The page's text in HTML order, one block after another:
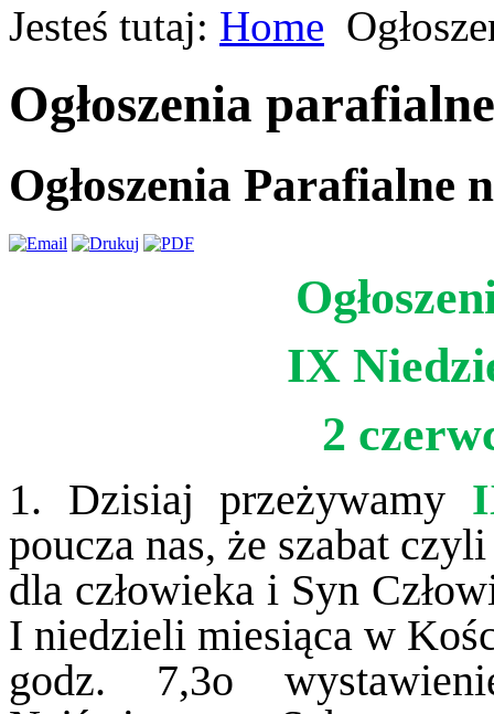
Jesteś tutaj: Home
Ogłoszenia parafialne
Ogłoszenia Parafialne
IX
2
1. Dzisiaj przeżywamy
poucza nas, że szabat
dla człowieka i Syn
I niedzieli miesiąca w
godz. 7,3o